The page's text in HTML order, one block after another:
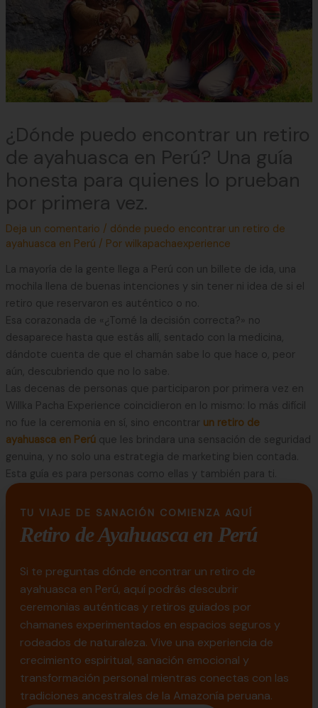
¿Dónde puedo encontrar un retiro
de ayahuasca en Perú? Una guía
honesta para quienes lo prueban
por primera vez.
Deja un comentario / dónde puedo encontrar un retiro de
ayahuasca en Perú / Por wilkapachaexperience
La mayoría de la gente llega a Perú con un billete de ida, una
mochila llena de buenas intenciones y sin tener ni idea de si el
retiro que reservaron es auténtico o no.
Esa corazonada de «¿Tomé la decisión correcta?» no
desaparece hasta que estás allí, sentado con la medicina,
dándote cuenta de que el chamán sabe lo que hace o, peor
aún, descubriendo que no lo sabe.
Las decenas de personas que participaron por primera vez en
Willka Pacha Experience coincidieron en lo mismo: lo más difícil
no fue la ceremonia en sí, sino encontrar un retiro de
ayahuasca en Perú que les brindara una sensación de seguridad
genuina, y no solo una estrategia de marketing bien contada.
Esta guía es para personas como ellas y también para ti.
TU VIAJE DE SANACIÓN COMIENZA AQUÍ
Retiro de Ayahuasca en Perú
Si te preguntas dónde encontrar un retiro de
ayahuasca en Perú, aquí podrás descubrir
ceremonias auténticas y retiros guiados por
chamanes experimentados en espacios seguros y
rodeados de naturaleza. Vive una experiencia de
crecimiento espiritual, sanación emocional y
transformación personal mientras conectas con las
tradiciones ancestrales de la Amazonía peruana.